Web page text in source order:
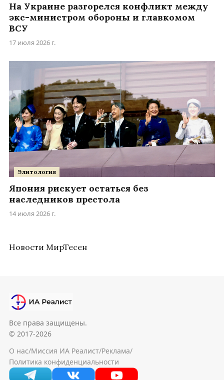
На Украине разгорелся конфликт между
экс-министром обороны и главкомом
ВСУ
17 июля 2026 г.
Элитология
Япония рискует остаться без
наследников престола
14 июля 2026 г.
Новости МирТесен
Все права защищены.
© 2017-2026
О нас/Миссия ИА Реалист/Реклама/
Политика конфиденциальности